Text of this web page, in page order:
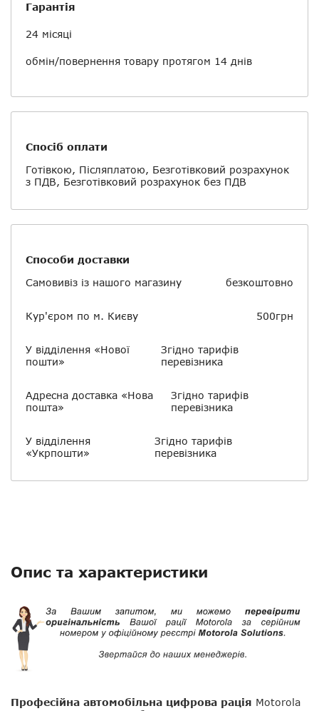
Гарантія
24 місяці
обмін/повернення товару протягом 14 днів
Спосіб оплати
Готівкою, Післяплатою, Безготівковий розрахунок
з ПДВ, Безготівковий розрахунок без ПДВ
Способи доставки
Самовивіз із нашого магазину
безкоштовно
Кур'єром по м. Києву 500грн
У відділення «Нової
пошти»
Згідно тарифів
перевізника
Адресна доставка «Нова
пошта»
Згідно тарифів
перевізника
У відділення
«Укрпошти»
Згідно тарифів
перевізника
Опис та характеристики
Професійна автомобільна цифрова рація Motorola